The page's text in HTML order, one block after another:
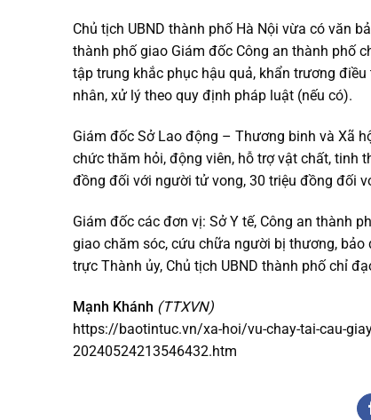
Chủ tịch UBND thành phố Hà Nội vừa có văn
thành phố giao Giám đốc Công an thành phố
tập trung khắc phục hậu quả, khẩn trương
nhân, xử lý theo quy định pháp luật (nếu có).
Giám đốc Sở Lao động – Thương binh và Xã
chức thăm hỏi, động viên, hỗ trợ vật chất, tinh
đồng đối với người tử vong, 30 triệu đồng đối
Giám đốc các đơn vị: Sở Y tế, Công an thành
giao chăm sóc, cứu chữa người bị thương,
trực Thành ủy, Chủ tịch UBND thành phố chỉ
Mạnh Khánh (TTXVN)
https://baotintuc.vn/xa-hoi/vu-chay-tai-cau-
20240524213546432.htm